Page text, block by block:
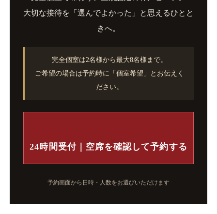
大切な接待を「選んでよかった」と思えるひとと
きへ。
完全個室は2名様から最大8名様まで。
ご希望の場合は予約時に「個室希望」とお伝えく
ださい。
24時間受付｜空席を確認して予約する
予約画面から日時・人数をお選びいただけます